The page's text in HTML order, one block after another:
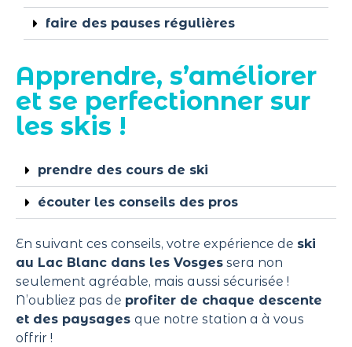
faire des pauses régulières
Apprendre, s’améliorer
et se perfectionner sur
les skis !
prendre des cours de ski
écouter les conseils des pros
En suivant ces conseils, votre expérience de ski
au Lac Blanc dans les Vosges sera non
seulement agréable, mais aussi sécurisée !
N’oubliez pas de profiter de chaque descente
et des paysages que notre station a à vous
offrir !